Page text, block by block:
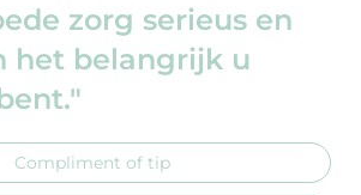
zorg serieus en
het belangrijk u
Compliment of tip